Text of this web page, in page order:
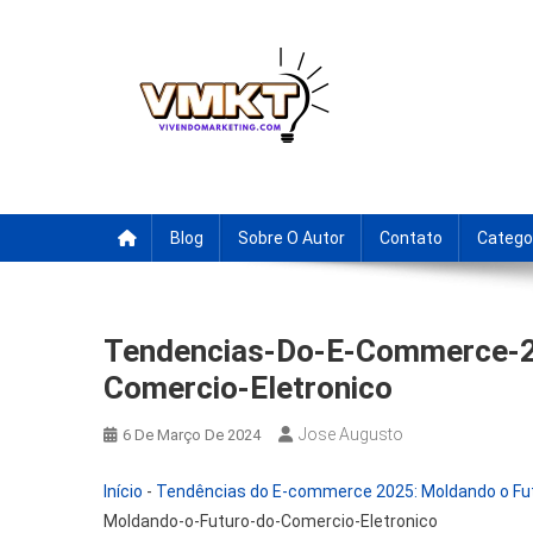
Blog Sobre O Autor Contato
Tendencias-Do-E-
Comercio-Eletronico
6 De Março De 2024 Jose Augusto
Início - Tendências do E-commerce 2025: Moldando o
Moldando-o-Futuro-do-Comercio-Eletronico